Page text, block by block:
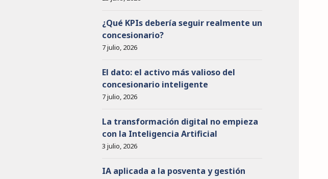
¿Qué KPIs debería seguir realmente un
concesionario?
7 julio, 2026
El dato: el activo más valioso del
concesionario inteligente
7 julio, 2026
La transformación digital no empieza
con la Inteligencia Artificial
3 julio, 2026
IA aplicada a la posventa y gestión